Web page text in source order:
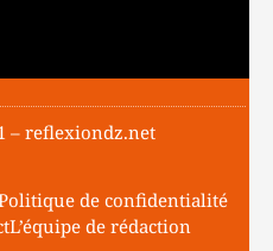
– reflexiondz.net
de confidentialité
L’équipe de rédaction